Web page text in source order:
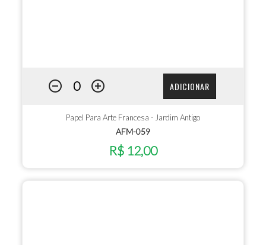
ADICIONAR
Papel Para Arte Francesa - Jardim Antigo
AFM-059
R$ 12,00